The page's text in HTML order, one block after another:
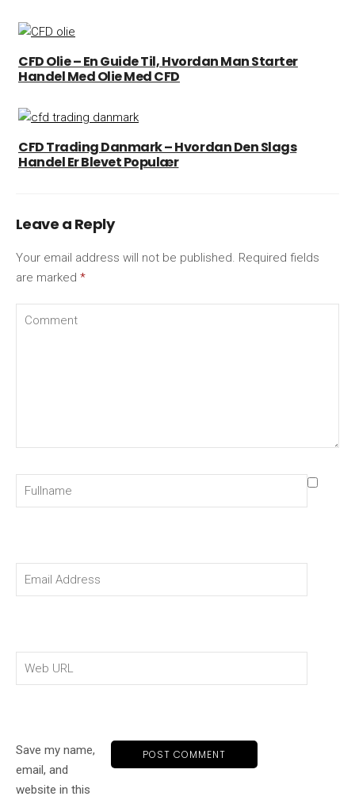
CFD Olie – En Guide Til, Hvordan Man Starter
Handel Med Olie Med CFD
CFD Trading Danmark – Hvordan Den Slags
Handel Er Blevet Populær
Leave a Reply
Your email address will not be published. Required fields
are marked *
Save my name,
email, and
website in this